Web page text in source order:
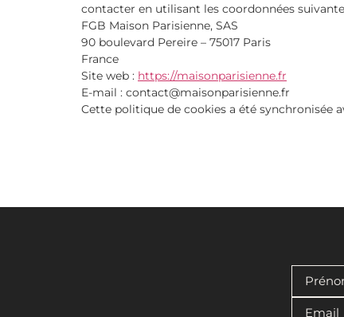
contacter en utilisant les coordonnées
FGB Maison Parisienne, SAS
90 boulevard Pereire – 75017 Paris
France
Site web : https://maisonparisienne.fr
E-mail : contact@maisonparisienne.fr
Cette politique de cookies a été synchronisée